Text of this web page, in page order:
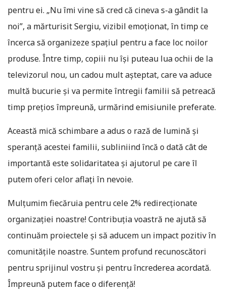
pentru ei. „Nu îmi vine să cred că cineva s-a gândit la
noi”, a mărturisit Sergiu, vizibil emoționat, în timp ce
încerca să organizeze spațiul pentru a face loc noilor
produse. Între timp, copiii nu își puteau lua ochii de la
televizorul nou, un cadou mult așteptat, care va aduce
multă bucurie și va permite întregii familii să petreacă
timp prețios împreună, urmărind emisiunile preferate.
Această mică schimbare a adus o rază de lumină și
speranță acestei familii, subliniind încă o dată cât de
importantă este solidaritatea și ajutorul pe care îl
putem oferi celor aflați în nevoie.
Mulțumim fiecăruia pentru cele 2% redirecționate
organizației noastre! Contribuția voastră ne ajută să
continuăm proiectele și să aducem un impact pozitiv în
comunitățile noastre. Suntem profund recunoscători
pentru sprijinul vostru și pentru încrederea acordată.
Împreună putem face o diferență!